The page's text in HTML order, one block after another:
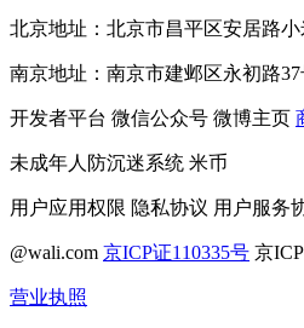
北京地址：北京市昌平区安居路小
南京地址：南京市建邺区永初路
开发者平台 微信公众号 微博主页
未成年人防沉迷系统 米币
用户应用权限 隐私协议 用户服务
@wali.com 京ICP证110335号 京
营业执照